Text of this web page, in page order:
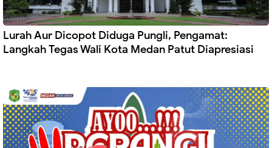
Lurah Aur Dicopot Diduga Pungli, Pengamat:
Langkah Tegas Wali Kota Medan Patut Diapresiasi